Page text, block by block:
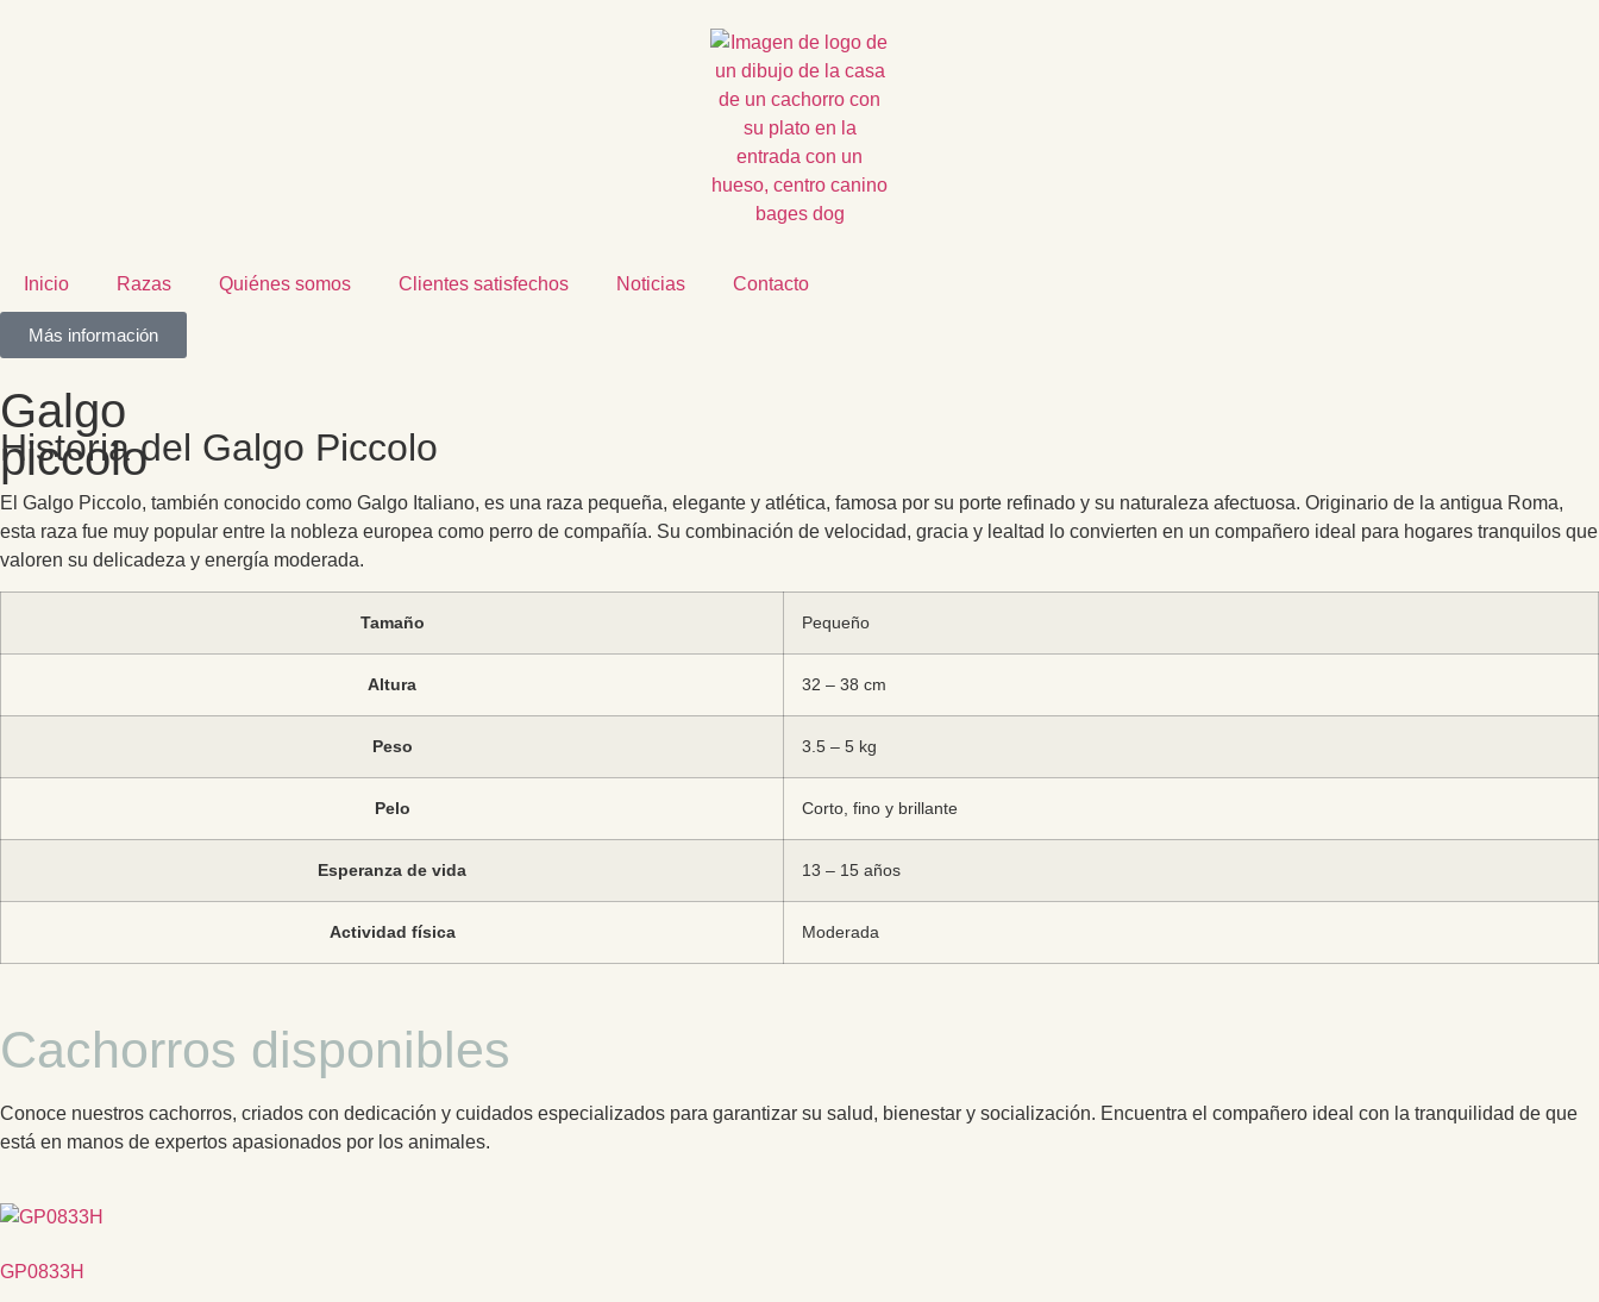
Inicio Razas Quiénes somos Clientes satisfechos Noticias Contacto
Más información
Galgo
piccolo
Historia del Galgo Piccolo
El Galgo Piccolo, también conocido como Galgo Italiano, es una raza pequeña, elegante y atlética, famosa por su porte refinado y su naturaleza afectuosa. Originario de la antigua Roma,
esta raza fue muy popular entre la nobleza europea como perro de compañía. Su combinación de velocidad, gracia y lealtad lo convierten en un compañero ideal para hogares tranquilos que
valoren su delicadeza y energía moderada.
Tamaño Pequeño
Altura 32 – 38 cm
Peso 3.5 – 5 kg
Pelo Corto, fino y brillante
Esperanza de vida 13 – 15 años
Actividad física Moderada
Cachorros disponibles
Conoce nuestros cachorros, criados con dedicación y cuidados especializados para garantizar su salud, bienestar y socialización. Encuentra el compañero ideal con la tranquilidad de que
está en manos de expertos apasionados por los animales.
GP0833H